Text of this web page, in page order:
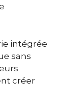
intégrée
sans
créer